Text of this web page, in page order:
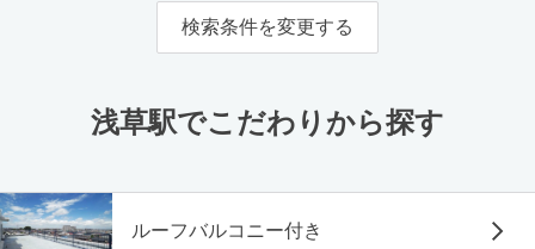
検索条件を変更する
浅草駅でこだわりから探す
ルーフバルコニー付き